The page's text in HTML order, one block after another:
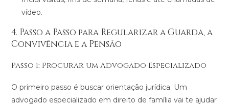
vídeo.
4. Passo a Passo para Regularizar a Guarda, a
Convivência e a Pensão
Passo 1: Procurar um Advogado Especializado
O primeiro passo é buscar orientação jurídica. Um
advogado especializado em direito de família vai te ajudar